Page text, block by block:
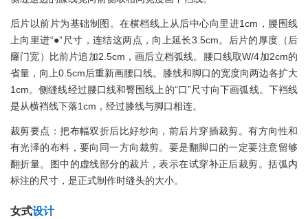
后片以前片为基础制图。在横档线上从后中心向里进1cm，腰围线
上向里进“●”尺寸，连结这两点，向上延长3.5cm。后片的厚度（后
窿门宽）比前片追加2.5cm，画后立档弧线。腰口线取W/4加2cm的
省量，向上0.5cm后重新画腰口线。膝线和脚口的宽度向两边各扩大
1cm。侧缝线经过腰口线和臀围线上的“口”尺寸向下画弧线。下裆线
是从横裆线下落1cm，经过膝线与脚口相连。
裁剪要点：把布幅双折后比好纱向，前后片穿插裁剪。有方向性和
有光泽的布料，要向同一方向裁剪。要是翻脚口的一定要注意留够
翻折量。图中的虚线部分的裁片，表示在试穿补正后裁剪。括弧内
标注的尺寸，是正式制作时缝头的大小。
女式设计